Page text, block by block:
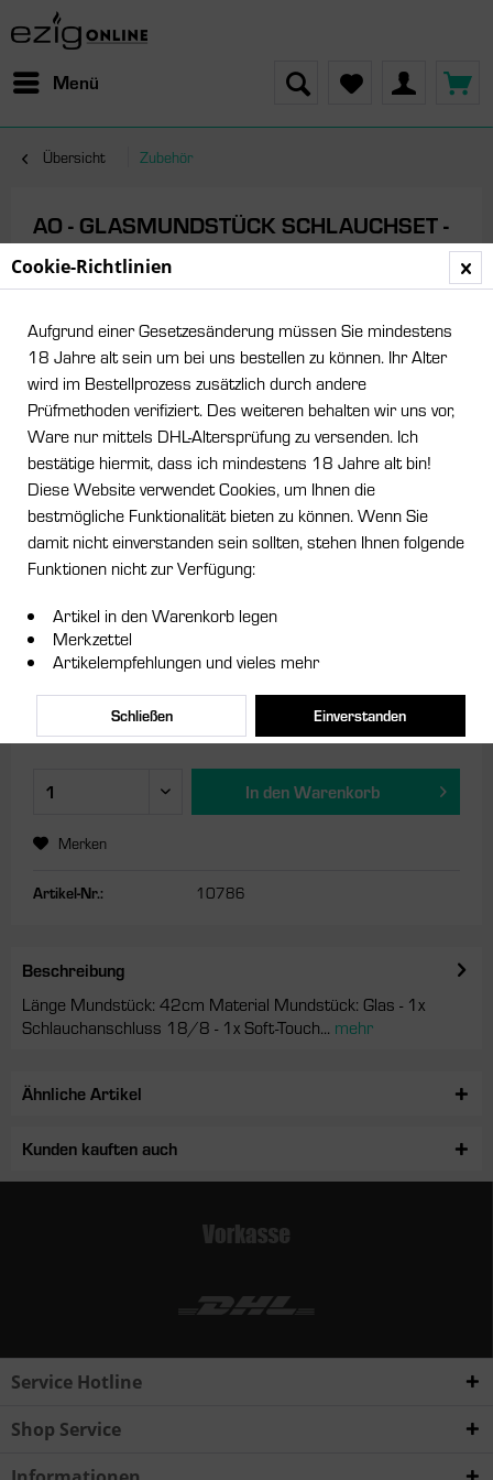
Menü
Übersicht Zubehör
AO - GLASMUNDSTÜCK SCHLAUCHSET -
Colored Flat
19,99 € *
Sofort versandfertig, Lieferzeit ca. 1-3 Werktage
In den Warenkorb
Merken
Artikel-Nr.: 10786
Beschreibung
Länge Mundstück: 42cm Material Mundstück: Glas - 1x
Schlauchanschluss 18/8 - 1x Soft-Touch... mehr
Ähnliche Artikel
Kunden kauften auch
Service Hotline
Shop Service
Cookie-Richtlinien
Aufgrund einer Gesetzesänderung müssen Sie mindestens
18 Jahre alt sein um bei uns bestellen zu können. Ihr Alter
wird im Bestellprozess zusätzlich durch andere
Prüfmethoden verifiziert. Des weiteren behalten wir uns vor,
Ware nur mittels DHL-Altersprüfung zu versenden. Ich
bestätige hiermit, dass ich mindestens 18 Jahre alt bin!
Diese Website verwendet Cookies, um Ihnen die
bestmögliche Funktionalität bieten zu können. Wenn Sie
damit nicht einverstanden sein sollten, stehen Ihnen folgende
Funktionen nicht zur Verfügung:
Artikel in den Warenkorb legen
Merkzettel
Artikelempfehlungen und vieles mehr
Einverstanden
Schließen